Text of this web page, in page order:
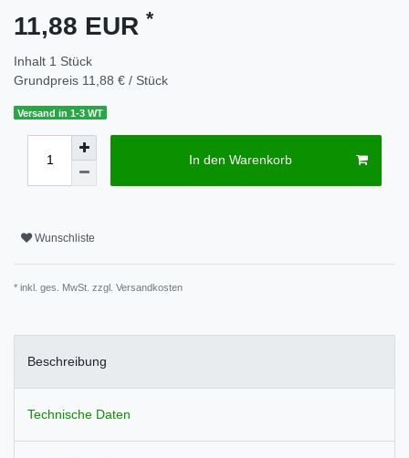
11,88 EUR *
Inhalt 1 Stück
Grundpreis 11,88 € / Stück
Versand in 1-3 WT
In den Warenkorb
Wunschliste
* inkl. ges. MwSt. zzgl. Versandkosten
Beschreibung
Technische Daten